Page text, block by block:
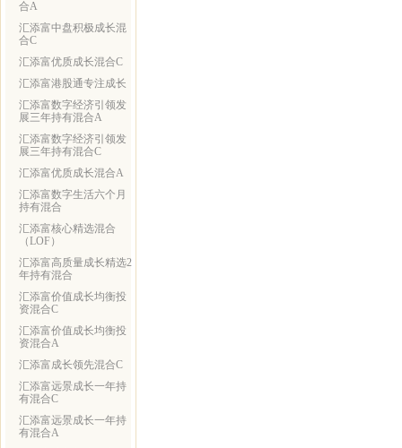
合A
汇添富中盘积极成长混
合C
汇添富优质成长混合C
汇添富港股通专注成长
汇添富数字经济引领发
展三年持有混合A
汇添富数字经济引领发
展三年持有混合C
汇添富优质成长混合A
汇添富数字生活六个月
持有混合
汇添富核心精选混合
（LOF）
汇添富高质量成长精选2
年持有混合
汇添富价值成长均衡投
资混合C
汇添富价值成长均衡投
资混合A
汇添富成长领先混合C
汇添富远景成长一年持
有混合C
汇添富远景成长一年持
有混合A